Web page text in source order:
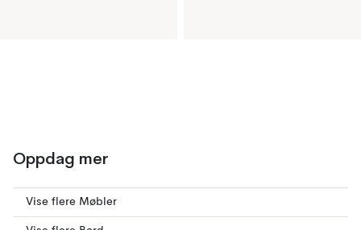
Oppdag mer
Vise flere Møbler